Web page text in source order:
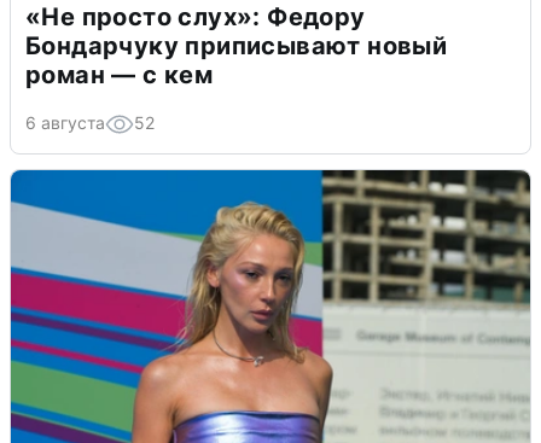
«Не просто слух»: Федору
Бондарчуку приписывают новый
роман — с кем
6 августа 52